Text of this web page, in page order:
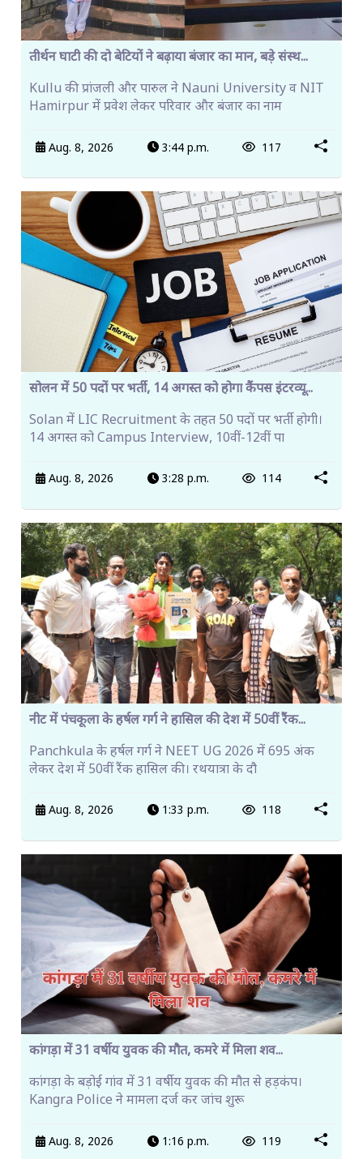
तीर्थन घाटी की दो बेटियों ने बढ़ाया बंजार का मान, बड़े संस्थ...
Kullu की प्रांजली और पारुल ने Nauni University व NIT
Hamirpur में प्रवेश लेकर परिवार और बंजार का नाम
Aug. 8, 2026 3:44 p.m. 117
सोलन में 50 पदों पर भर्ती, 14 अगस्त को होगा कैंपस इंटरव्यू...
Solan में LIC Recruitment के तहत 50 पदों पर भर्ती होगी।
14 अगस्त को Campus Interview, 10वीं-12वीं पा
Aug. 8, 2026 3:28 p.m. 114
नीट में पंचकूला के हर्षल गर्ग ने हासिल की देश में 50वीं रैंक...
Panchkula के हर्षल गर्ग ने NEET UG 2026 में 695 अंक
लेकर देश में 50वीं रैंक हासिल की। रथयात्रा के दौ
Aug. 8, 2026 1:33 p.m. 118
कांगड़ा में 31 वर्षीय युवक की मौत, कमरे में मिला शव...
कांगड़ा के बड़ोई गांव में 31 वर्षीय युवक की मौत से हड़कंप।
Kangra Police ने मामला दर्ज कर जांच शुरू
Aug. 8, 2026 1:16 p.m. 119